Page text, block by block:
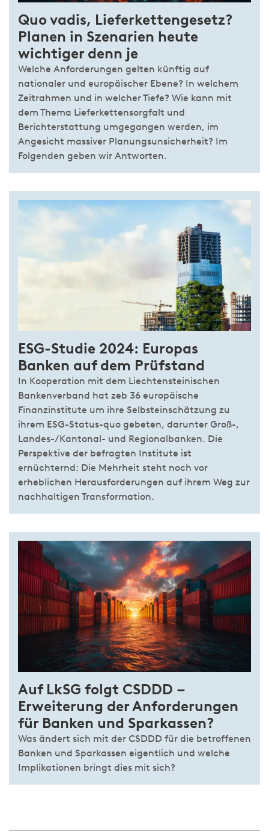
Quo vadis, Lieferkettengesetz?
Planen in Szenarien heute
wichtiger denn je
Welche Anforderungen gelten künftig auf
nationaler und europäischer Ebene? In welchem
Zeitrahmen und in welcher Tiefe? Wie kann mit
dem Thema Lieferkettensorgfalt und
Berichterstattung umgegangen werden, im
Angesicht massiver Planungsunsicherheit? Im
Folgenden geben wir Antworten.
ESG-Studie 2024: Europas
Banken auf dem Prüfstand
In Kooperation mit dem Liechtensteinischen
Bankenverband hat zeb 36 europäische
Finanzinstitute um ihre Selbsteinschätzung zu
ihrem ESG-Status-quo gebeten, darunter Groß-,
Landes-/Kantonal- und Regionalbanken. Die
Perspektive der befragten Institute ist
ernüchternd: Die Mehrheit steht noch vor
erheblichen Herausforderungen auf ihrem Weg zur
nachhaltigen Transformation.
Auf LkSG folgt CSDDD –
Erweiterung der Anforderungen
für Banken und Sparkassen?
Was ändert sich mit der CSDDD für die betroffenen
Banken und Sparkassen eigentlich und welche
Implikationen bringt dies mit sich?